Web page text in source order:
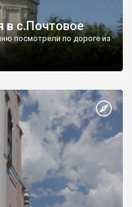
в с.Почтовое
посмотрели по дороге из